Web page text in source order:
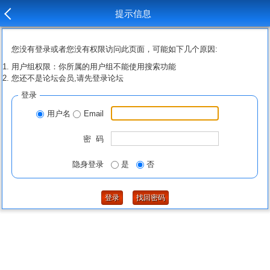
提示信息
您没有登录或者您没有权限访问此页面，可能如下几个原因:
用户组权限：你所属的用户组不能使用搜索功能
您还不是论坛会员,请先登录论坛
登录
用户名 Email
密 码
隐身登录 是 否